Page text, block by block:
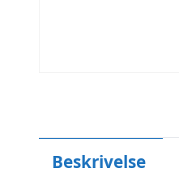
Beskrivelse